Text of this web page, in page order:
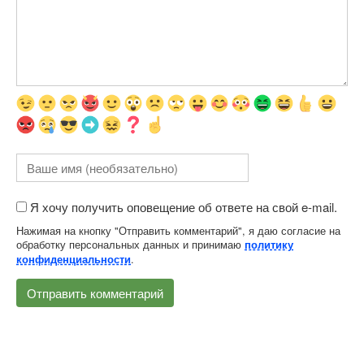
Я хочу получить оповещение об ответе на свой e-mail.
Нажимая на кнопку "Отправить комментарий", я даю согласие на
обработку персональных данных и принимаю политику
конфиденциальности.